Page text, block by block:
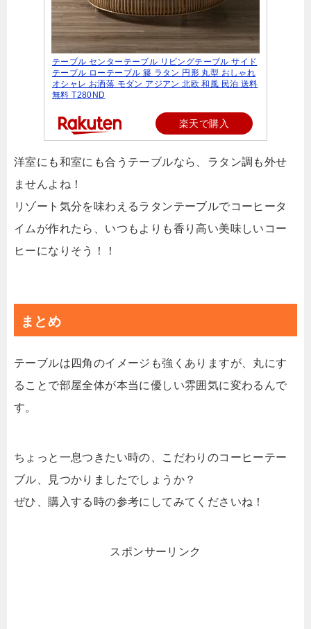
テーブル センターテーブル リビングテーブル サイド
テーブル ローテーブル 籐 ラタン 円形 丸型 おしゃれ
オシャレ お洒落 モダン アジアン 北欧 和風 民泊 送料
無料 T280ND
楽天で購入
洋室にも和室にも合うテーブルなら、ラタン調も外せ
ませんよね！
リゾート気分を味わえるラタンテーブルでコーヒータ
イムが作れたら、いつもよりも香り高い美味しいコー
ヒーになりそう！！
まとめ
テーブルは四角のイメージも強くありますが、丸にす
ることで部屋全体が本当に優しい雰囲気に変わるんで
す。
ちょっと一息つきたい時の、こだわりのコーヒーテー
ブル、見つかりましたでしょうか？
ぜひ、購入する時の参考にしてみてくださいね！
スポンサーリンク